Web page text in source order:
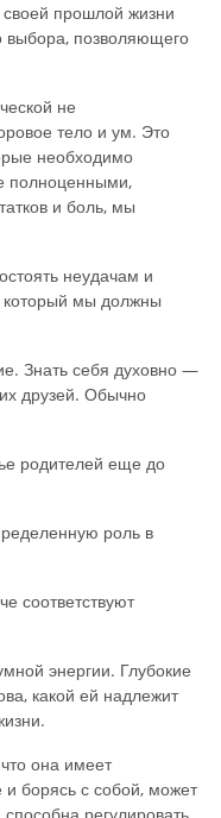
прошлой жизни
выбора, позволяющего
не
тело и ум. Это
необходимо
полноценными,
и боль, мы
неудачам и
который мы должны
Знать себя духовно —
друзей. Обычно
родителей еще до
роль в
соответствуют
энергии. Глубокие
какой ей надлежит
она имеет
борясь с собой, может